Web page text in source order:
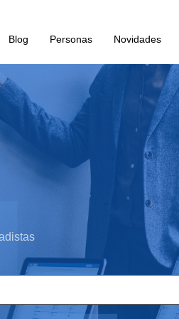
Blog Personas Novidades